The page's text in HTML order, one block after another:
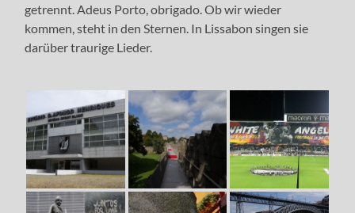
getrennt. Adeus Porto, obrigado. Ob wir wieder
kommen, steht in den Sternen. In Lissabon singen sie
darüber traurige Lieder.